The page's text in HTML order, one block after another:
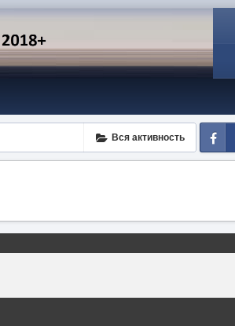
Вся активность